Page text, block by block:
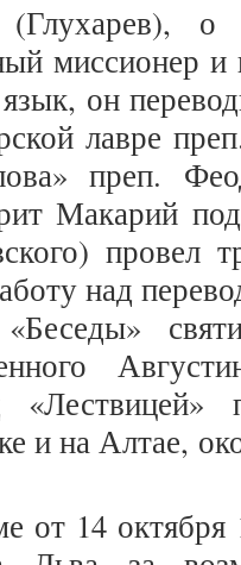
о
миссионер и
он
лавре
преп.
Макарий
провел
над
и на Алтае,
от 14 октября